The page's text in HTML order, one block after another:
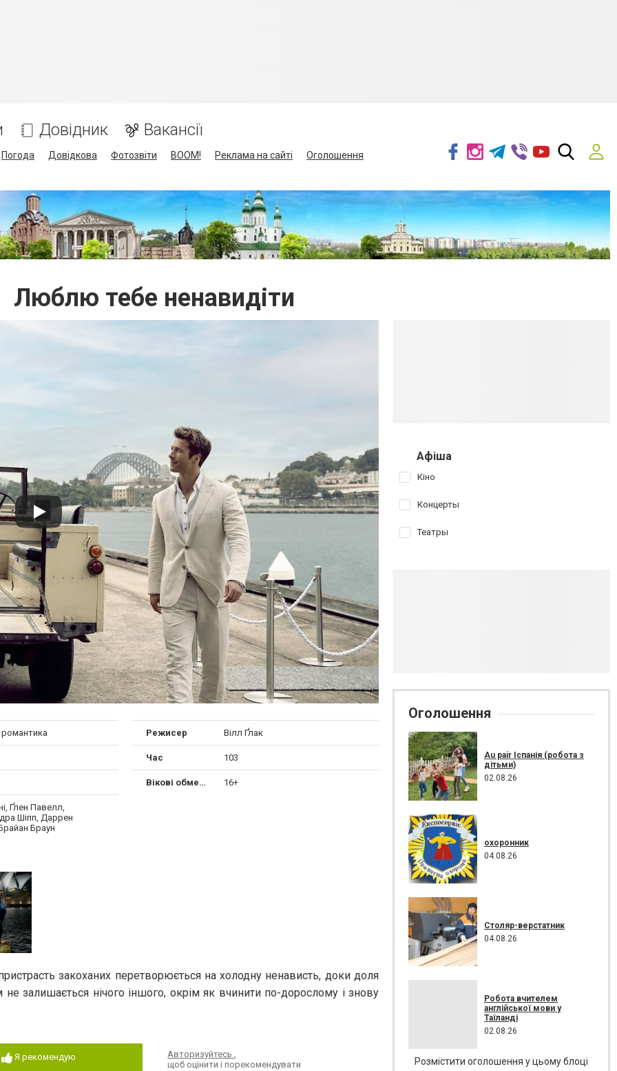
Довідник Вакансії
Погода Довідкова Фотозвіти BOOM! Реклама на сайті Оголошення
Люблю тебе ненавидіти
романтика
Ґлен Павелл,
Шіпп, Даррен
Браун
Режисер Вілл Ґлак
Час 103
Вікові обмеження 16+
закоханих перетворюється на холодну ненависть, доки доля
не залишається нічого іншого, окрім як вчинити по-дорослому і знову
Я рекомендую Авторизуйтесь,
щоб оцінити і порекомендувати
Афіша
Кіно
Концерты
Театры
Оголошення
Au pair Іспанія (робота з
дітьми)
02.08.26
охоронник
04.08.26
Столяр-верстатник
04.08.26
Робота вчителем
англійської мови у
Таїланді
02.08.26
Розмістити оголошення у цьому блоці